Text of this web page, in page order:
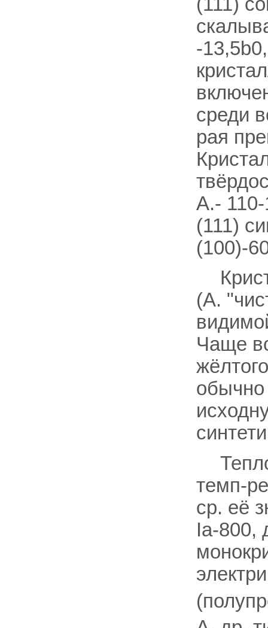
-
среди
рая
А.-
(111)
(100)-
(А.
Чаще
темп-
ср. её
Iа-800,